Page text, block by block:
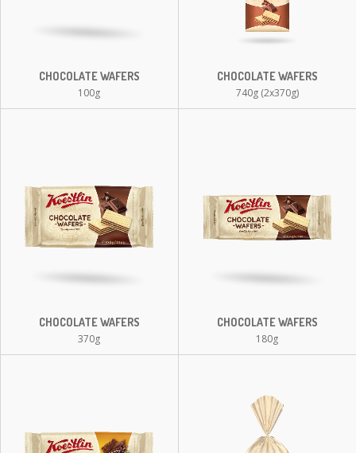
CHOCOLATE WAFERS
100g
CHOCOLATE WAFERS
740g (2x370g)
CHOCOLATE WAFERS
370g
CHOCOLATE WAFERS
180g